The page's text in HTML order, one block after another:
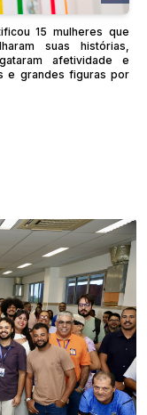
15 mulheres que
suas histórias,
afetividade e
e grandes figuras por